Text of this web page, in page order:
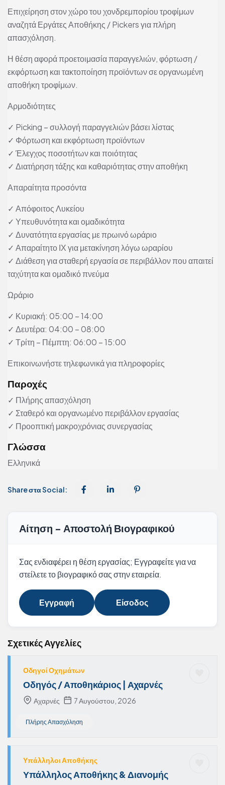
Επιχείρηση στον χώρο του χονδρεμπορίου τροφίμων
αναζητά Εργάτες Αποθήκης / Pickers για πλήρη
απασχόληση.
Η θέση αφορά προετοιμασία παραγγελιών, φόρτωση /
εκφόρτωση και τακτοποίηση προϊόντων σε οργανωμένη
αποθήκη τροφίμων.
Αρμοδιότητες
✓ Picking – συλλογή παραγγελιών βάσει λίστας
✓ Φόρτωση και εκφόρτωση προϊόντων
✓ Έλεγχος ποσοτήτων και ποιότητας
✓ Διατήρηση τάξης και καθαριότητας στην αποθήκη
Απαραίτητα προσόντα
✓ Απόφοιτος Λυκείου
✓ Υπευθυνότητα και ομαδικότητα
✓ Δυνατότητα εργασίας με πρωινό ωράριο
✓ Απαραίτητο ΙΧ για μετακίνηση λόγω ωραρίου
✓ Διάθεση για σταθερή εργασία σε περιβάλλον που απαιτεί
ταχύτητα και ομαδικό πνεύμα
Ωράριο
✓ Κυριακή: 05:00 – 14:00
✓ Δευτέρα: 04:00 – 08:00
✓ Τρίτη – Πέμπτη: 06:00 – 15:00
Επικοινωνήστε τηλεφωνικά για πληροφορίες
Παροχές
✓ Πλήρης απασχόληση
✓ Σταθερό και οργανωμένο περιβάλλον εργασίας
✓ Προοπτική μακροχρόνιας συνεργασίας
Γλώσσα
Ελληνικά
Share στα Social:
Αίτηση - Αποστολή Βιογραφικού
Σας ενδιαφέρει η θέση εργασίας; Εγγραφείτε για να
στείλετε το βιογραφικό σας στην εταιρεία.
Εγγραφή Είσοδος
Σχετικές Αγγελίες
Οδηγοί Οχημάτων
Οδηγός / Αποθηκάριος | Αχαρνές
Αχαρνές 7 Αυγούστου, 2026
Πλήρης Απασχόληση
Υπάλληλοι Αποθήκης
Υπάλληλος Αποθήκης & Διανομής